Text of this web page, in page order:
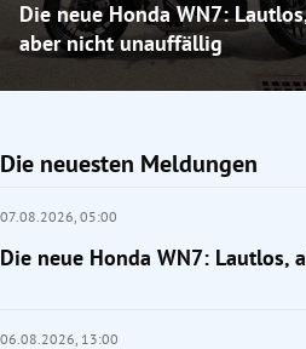
Die neue Honda WN7:
aber nicht unauffällig
Die neuesten Meldungen
07.08.2026, 05:00
Die neue Honda WN7: Lautlos,
06.08.2026, 13:00